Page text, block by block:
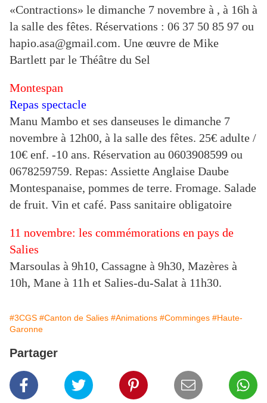
«Contractions» le dimanche 7 novembre à , à 16h à
la salle des fêtes. Réservations : 06 37 50 85 97 ou
hapio.asa@gmail.com. Une œuvre de Mike
Bartlett par le Théâtre du Sel
Montespan
Repas spectacle
Manu Mambo et ses danseuses le dimanche 7
novembre à 12h00, à la salle des fêtes. 25€ adulte /
10€ enf. -10 ans. Réservation au 0603908599 ou
0678259759. Repas: Assiette Anglaise Daube
Montespanaise, pommes de terre. Fromage. Salade
de fruit. Vin et café. Pass sanitaire obligatoire
11 novembre: les commémorations en pays de
Salies
Marsoulas à 9h10, Cassagne à 9h30, Mazères à
10h, Mane à 11h et Salies-du-Salat à 11h30.
#3CGS #Canton de Salies #Animations #Comminges #Haute-
Garonne
Partager